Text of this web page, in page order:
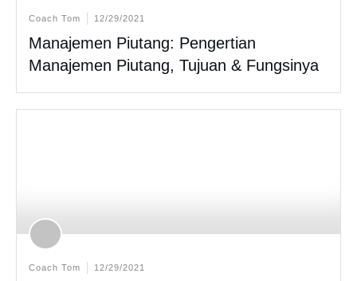
Coach Tom 12/29/2021
Manajemen Piutang: Pengertian
Manajemen Piutang, Tujuan & Fungsinya
Coach Tom 12/29/2021